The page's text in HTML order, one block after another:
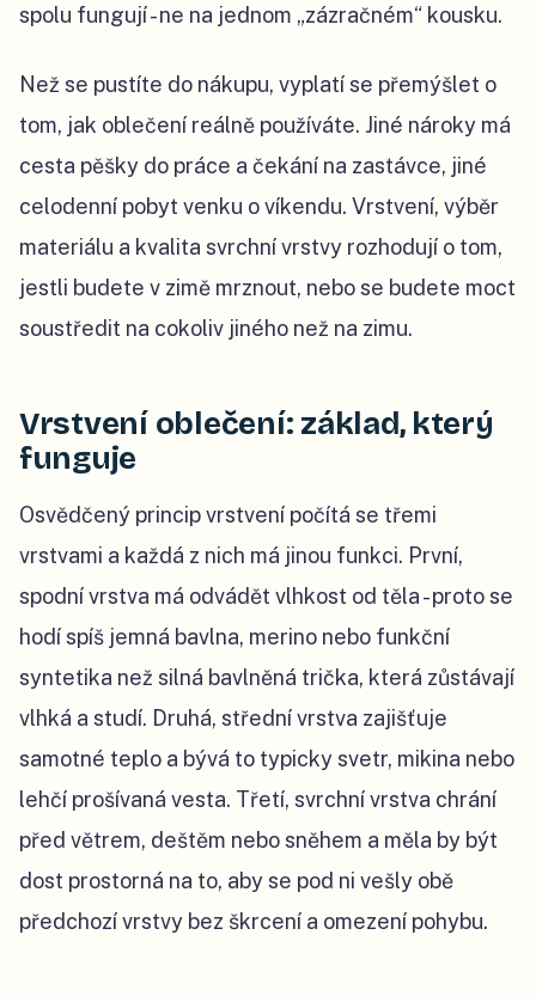
spolu fungují - ne na jednom „zázračném“ kousku.
Než se pustíte do nákupu, vyplatí se přemýšlet o
tom, jak oblečení reálně používáte. Jiné nároky má
cesta pěšky do práce a čekání na zastávce, jiné
celodenní pobyt venku o víkendu. Vrstvení, výběr
materiálu a kvalita svrchní vrstvy rozhodují o tom,
jestli budete v zimě mrznout, nebo se budete moct
soustředit na cokoliv jiného než na zimu.
Vrstvení oblečení: základ, který
funguje
Osvědčený princip vrstvení počítá se třemi
vrstvami a každá z nich má jinou funkci. První,
spodní vrstva má odvádět vlhkost od těla - proto se
hodí spíš jemná bavlna, merino nebo funkční
syntetika než silná bavlněná trička, která zůstávají
vlhká a studí. Druhá, střední vrstva zajišťuje
samotné teplo a bývá to typicky svetr, mikina nebo
lehčí prošívaná vesta. Třetí, svrchní vrstva chrání
před větrem, deštěm nebo sněhem a měla by být
dost prostorná na to, aby se pod ni vešly obě
předchozí vrstvy bez škrcení a omezení pohybu.